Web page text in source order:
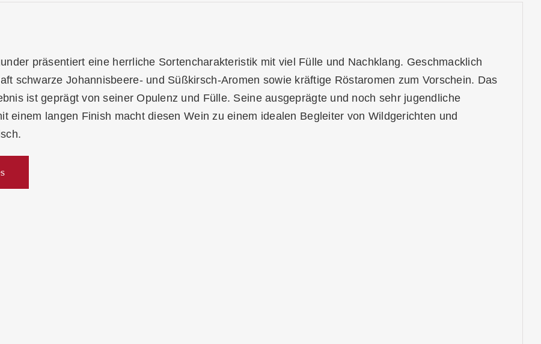
präsentiert eine herrliche Sortencharakteristik mit viel Fülle und Nachklang. Geschmacklich
schwarze Johannisbeere- und Süßkirsch-Aromen sowie kräftige Röstaromen zum Vorschein. Das
ist geprägt von seiner Opulenz und Fülle. Seine ausgeprägte und noch sehr jugendliche
einem langen Finish macht diesen Wein zu einem idealen Begleiter von Wildgerichten und